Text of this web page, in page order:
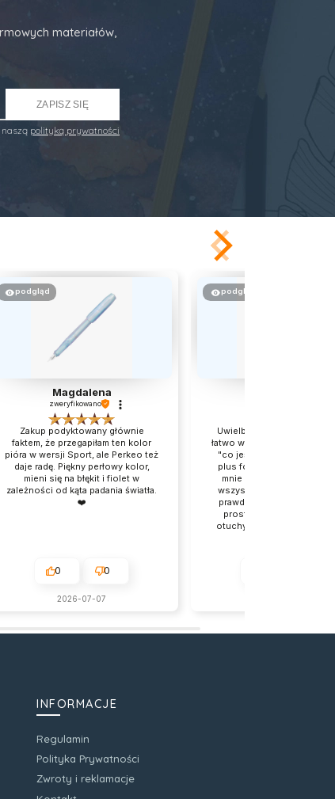
materiałów,
ZAPISZ SIĘ
polityką prywatności
podgląd
Magdalena
zweryfikowano
Zakup podyktowany głównie
faktem, że przegapiłam ten kolor
pióra w wersji Sport, ale Perkeo też
daje radę. Piękny perłowy kolor,
mieni się na błękit i fiolet w
zależności od kąta padania światła.
❤️
0 0
2026-07-07
podgląd
Uwielbiam❤️ dzięki temu że
łatwo wyrwać nie mam tej
"co jeśli coś źle/krzywo/
plus format kołozeszytu
mnie mega wygodny. A
wszystkim fakt, że jakość
prawdę premium i zeszyt
prostu piękny jakoś
otuchy w szarej
INFORMACJE
Regulamin
Polityka Prywatności
Zwroty i reklamacje